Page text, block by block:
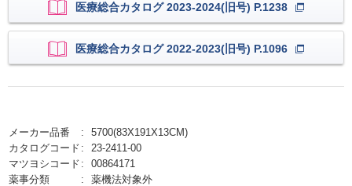
医療総合カタログ 2023-2024(旧号) P.1238
医療総合カタログ 2022-2023(旧号) P.1096
メーカー品番
5700(83X191X13CM)
カタログコード
23-2411-00
マツヨシコード
00864171
薬事分類
薬機法対象外